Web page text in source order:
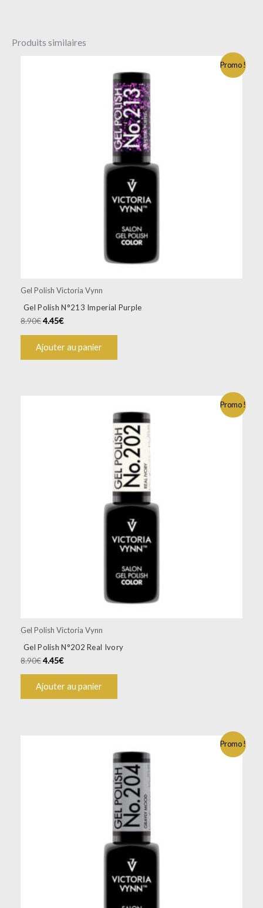
Produits similaires
Promo !
Gel Polish Victoria Vynn
Gel Polish N°213 Imperial Purple
8.90€4.45€
Ajouter au panier
Promo !
Gel Polish Victoria Vynn
Gel Polish N°202 Real Ivory
8.90€4.45€
Ajouter au panier
Promo !